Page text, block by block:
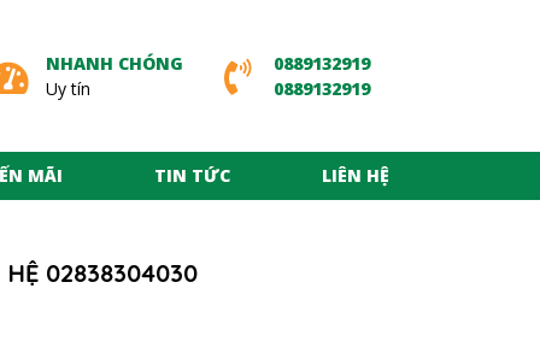
NHANH CHÓNG
Uy tín
0889132919
0889132919
MÃI TIN TỨC LIÊN HỆ
HỆ 02838304030